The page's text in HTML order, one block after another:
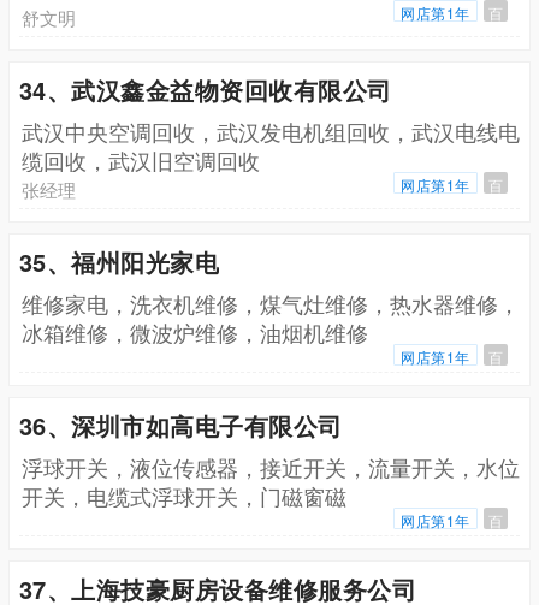
舒文明 网店第1年 百
34、武汉鑫金益物资回收有限公司
武汉中央空调回收，武汉发电机组回收，武汉电线电
缆回收，武汉旧空调回收
张经理 网店第1年 百
35、福州阳光家电
维修家电，洗衣机维修，煤气灶维修，热水器维修，
冰箱维修，微波炉维修，油烟机维修
网店第1年 百
36、深圳市如高电子有限公司
浮球开关，液位传感器，接近开关，流量开关，水位
开关，电缆式浮球开关，门磁窗磁
网店第1年 百
37、上海技豪厨房设备维修服务公司